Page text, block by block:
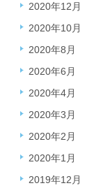
2020年12月
2020年10月
2020年8月
2020年6月
2020年4月
2020年3月
2020年2月
2020年1月
2019年12月